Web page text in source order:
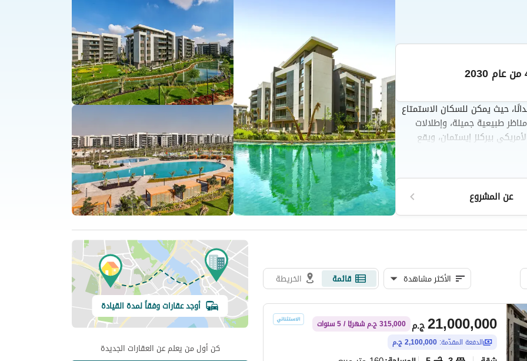
مجتمع حصري في مدينتي، يمتد على 276 فدانًا، حيث يمكن للسكان الاستمتاع
طبيعية جميلة، وإطلالات
بيركنز إيستمان، ويقع
المتاحة في مدينتي.
عن المشروع
الأكثر مشاهدة قائمة الخريطة
ج.م21,000,000
315,000 ج.م شهريًا / 5 سنوات
الدفعة المقدّمة: 2,100,000 ج.م
أوجد عقارات وفقاً لمدة القيادة
كن أول من يعلم عن العقارات الجديدة